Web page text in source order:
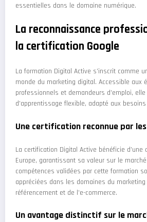
essentielles dans le domaine numérique.
La reconnaissance
la certification Google
La formation Digital Active s’inscrit comme
monde du marketing digital. Accessible aux
professionnels et demandeurs d’emploi,
d’apprentissage flexible, adapté aux
Une certification reconnue par
La certification Digital Active bénéficie d’une
Europe, garantissant sa valeur sur le
compétences validées par cette formation
appréciées dans les domaines du
référencement et de l’e-commerce.
Un avantage distinctif sur le